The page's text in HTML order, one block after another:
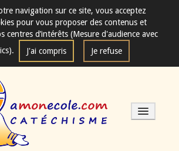
navigation sur ce site, vous acceptez
pour vous proposer des contenus et
centres d’intérêts (Mesure d'audience avec
J'ai compris Je refuse